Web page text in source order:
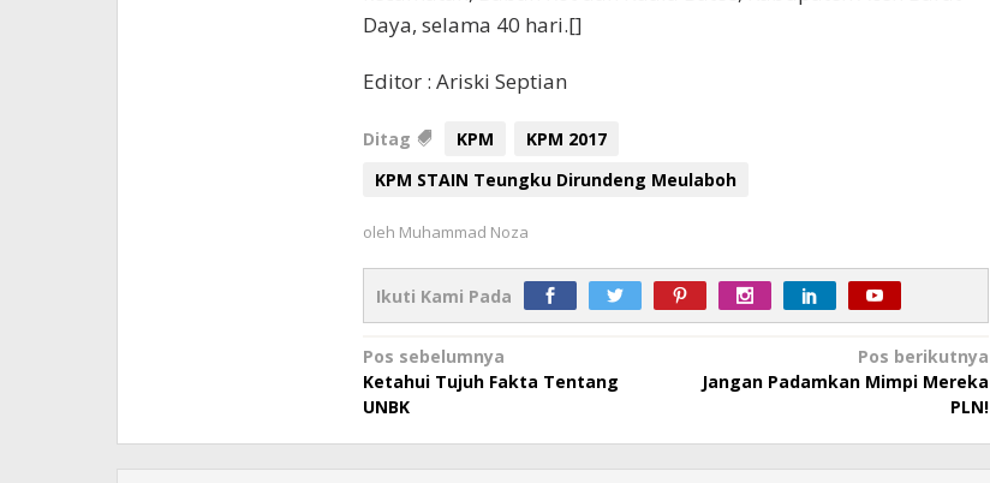
Daya, selama 40 hari.[]
Editor : Ariski Septian
Ditag KPM
KPM 2017
KPM STAIN Teungku Dirundeng Meulaboh
oleh Muhammad Noza
Ikuti Kami Pada
Navigasi
pos
Pos sebelumnya
Ketahui Tujuh Fakta Tentang
UNBK
Pos berikutnya
Jangan Padamkan Mimpi Mereka
PLN!